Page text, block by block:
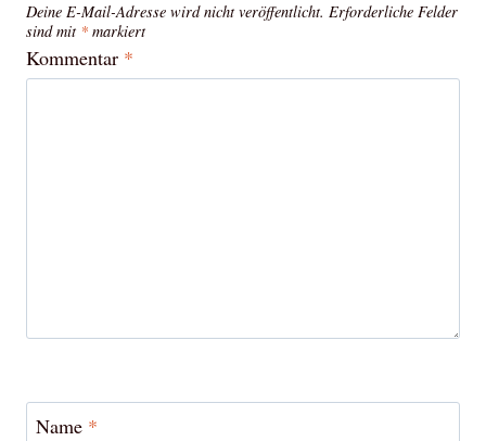
Deine E-Mail-Adresse wird nicht veröffentlicht. Erforderliche Felder
sind mit * markiert
Kommentar *
Name *